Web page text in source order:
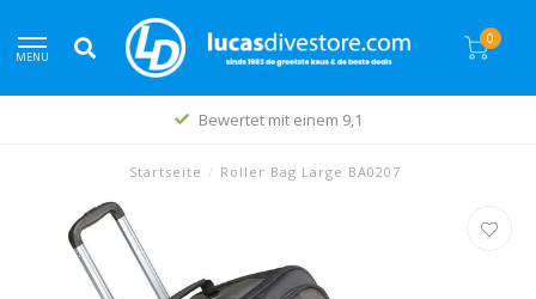
MENU
0
Bewertet mit einem 9,1
Startseite / Roller Bag Large BA0207